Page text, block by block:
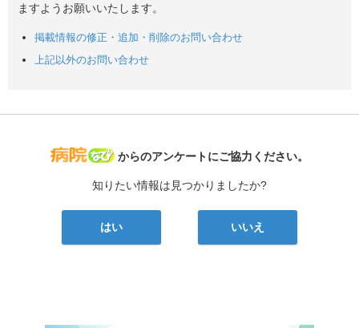
ますようお願いいたします。
掲載情報の修正・追加・削除のお問い合わせ
上記以外のお問い合わせ
病院なび
からのアンケートにご協力ください。
知りたい情報は見つかりましたか?
はい いいえ